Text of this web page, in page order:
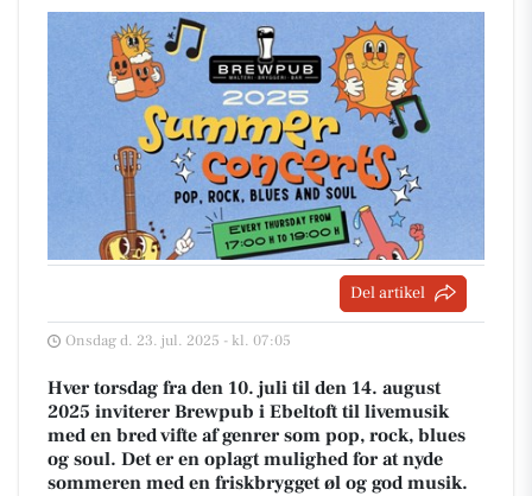
Del artikel
Onsdag d. 23. jul. 2025 - kl. 07:05
Hver torsdag fra den 10. juli til den 14. august
2025 inviterer Brewpub i Ebeltoft til livemusik
med en bred vifte af genrer som pop, rock, blues
og soul. Det er en oplagt mulighed for at nyde
sommeren med en friskbrygget øl og god musik.